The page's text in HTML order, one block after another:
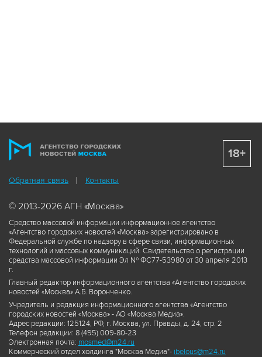
Обратная связь Контакты
© 2013-2026 АГН «Москва»
Средство массовой информации информационное агентство
«Агентство городских новостей «Москва» зарегистрировано в
Федеральной службе по надзору в сфере связи, информационных
технологий и массовых коммуникаций. Свидетельство о регистрации
средства массовой информации Эл № ФС77-53980 от 30 апреля 2013
г.
Главный редактор информационного агентства «Агентство городских
новостей «Москва» А.Б. Воронченко.
Учредитель и редакция информационного агентства «Агентство
городских новостей «Москва» - АО «Москва Медиа».
Адрес редакции: 125124, РФ, г. Москва, ул. Правды, д. 24, стр. 2
Телефон редакции: 8 (495) 009-80-23
Электронная почта: mosmed@m24.ru
Коммерческий отдел холдинга "Москва Медиа"- ibelous@m24.ru
18+